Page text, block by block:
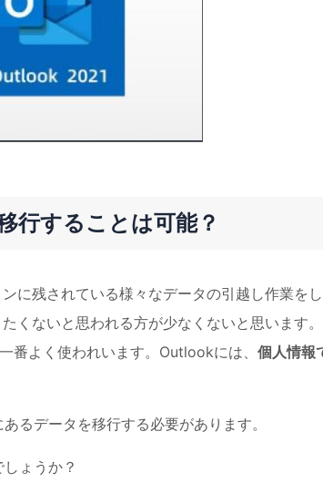
行することは可能？
に残されている様々なデータの引越し作業を
くないと思われる方が少なくないと思います
番よく使われいます。Outlookには、 個人情報
るデータを移行する必要があります。
ょうか？